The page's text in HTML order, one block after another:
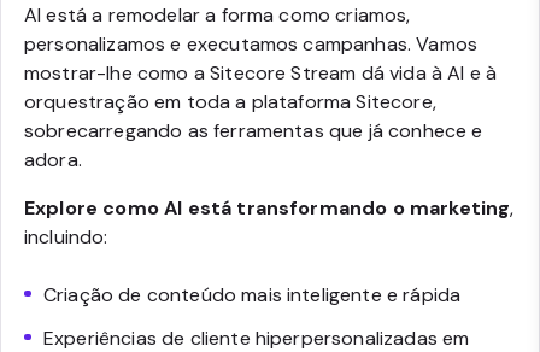
AI está a remodelar a forma como criamos,
personalizamos e executamos campanhas. Vamos
mostrar-lhe como a Sitecore Stream dá vida à AI e à
orquestração em toda a plataforma Sitecore,
sobrecarregando as ferramentas que já conhece e
adora.
Explore como AI está transformando o marketing,
incluindo:
Criação de conteúdo mais inteligente e rápida
Experiências de cliente hiperpersonalizadas em